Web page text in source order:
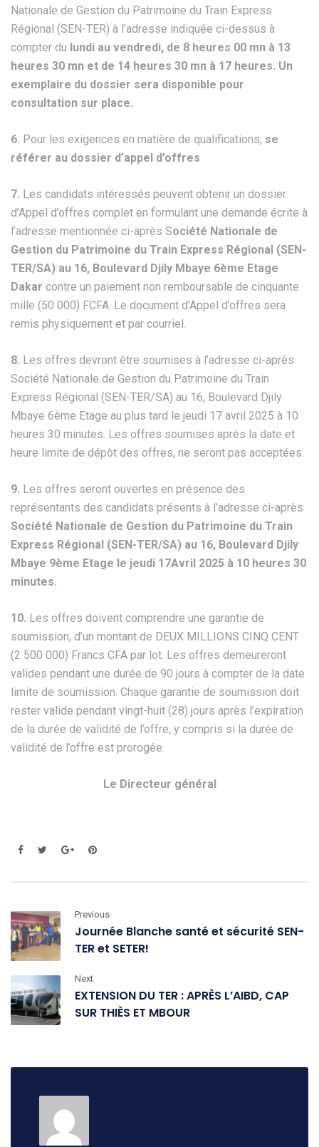
Nationale de Gestion du Patrimoine du Train Express
Régional (SEN-TER) à l’adresse indiquée ci-dessus à
compter du lundi au vendredi, de 8 heures 00 mn à 13
heures 30 mn et de 14 heures 30 mn à 17 heures. Un
exemplaire du dossier sera disponible pour
consultation sur place.
6. Pour les exigences en matière de qualifications, se
référer au dossier d’appel d’offres
7. Les candidats intéressés peuvent obtenir un dossier
d’Appel d’offres complet en formulant une demande écrite à
l’adresse mentionnée ci-après Société Nationale de
Gestion du Patrimoine du Train Express Régional (SEN-
TER/SA) au 16, Boulevard Djily Mbaye 6ème Etage
Dakar contre un paiement non remboursable de cinquante
mille (50 000) FCFA. Le document d’Appel d’offres sera
remis physiquement et par courriel.
8. Les offres devront être soumises à l’adresse ci-après
Société Nationale de Gestion du Patrimoine du Train
Express Régional (SEN-TER/SA) au 16, Boulevard Djily
Mbaye 6ème Etage au plus tard le jeudi 17 avril 2025 à 10
heures 30 minutes. Les offres soumises après la date et
heure limite de dépôt des offres, ne seront pas acceptées.
9. Les offres seront ouvertes en présence des
représentants des candidats présents à l’adresse ci-après
Société Nationale de Gestion du Patrimoine du Train
Express Régional (SEN-TER/SA) au 16, Boulevard Djily
Mbaye 9ème Etage le jeudi 17Avril 2025 à 10 heures 30
minutes.
10. Les offres doivent comprendre une garantie de
soumission, d’un montant de DEUX MILLIONS CINQ CENT
(2 500 000) Francs CFA par lot. Les offres demeureront
valides pendant une durée de 90 jours à compter de la date
limite de soumission. Chaque garantie de soumission doit
rester valide pendant vingt-huit (28) jours après l’expiration
de la durée de validité de l’offre, y compris si la durée de
validité de l’offre est prorogée.
Le Directeur général
Previous
Journée Blanche santé et sécurité SEN-
TER et SETER!
Next
EXTENSION DU TER : APRÈS L’AIBD, CAP
SUR THIÈS ET MBOUR